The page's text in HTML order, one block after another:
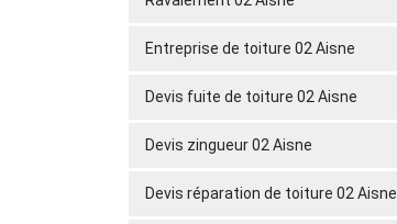
Entreprise de toiture 02 Aisne
Devis fuite de toiture 02 Aisne
Devis zingueur 02 Aisne
Devis réparation de toiture 02 Aisne